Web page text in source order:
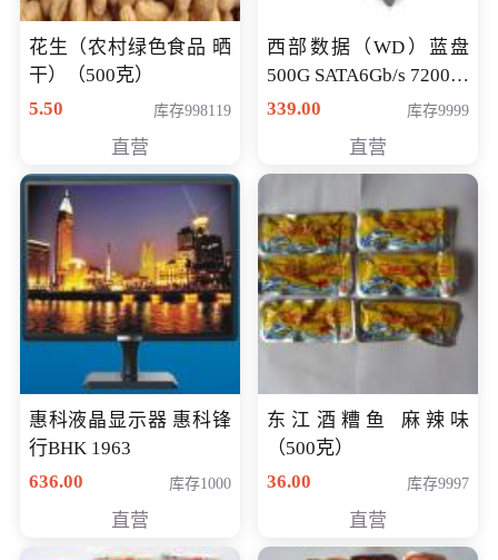
花生（农村绿色食品 晒
干）（500克）
5.50
库存998119
直营
西部数据（WD）蓝盘
500G SATA6Gb/s 7200转
16M 台式机硬盘
339.00 库存9999
直营
惠科液晶显示器 惠科锋
行BHK 1963
636.00
库存1000
直营
东江酒糟鱼 麻辣味
（500克）
36.00
库存9997
直营